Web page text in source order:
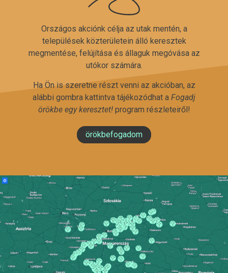
Országos akciónk célja az utak mentén, a
települések közterületein álló keresztek
megmentése, felújítása és állaguk megóvása az
utókor számára.
Ha Ön is szeretne részt venni az akcióban, az
alábbi gombra kattintva tájékozódhat a Fogadj
örökbe egy keresztet!program részleteiről!
örökbefogadom